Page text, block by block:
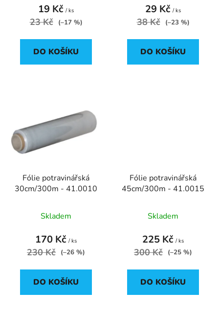
19 Kč / ks
23 Kč (–17 %)
DO KOŠÍKU
29 Kč / ks
38 Kč (–23 %)
DO KOŠÍKU
Fólie potravinářská
30cm/300m - 41.0010
Skladem
170 Kč / ks
230 Kč (–26 %)
DO KOŠÍKU
Fólie potravinářská
45cm/300m - 41.0015
Skladem
225 Kč / ks
300 Kč (–25 %)
DO KOŠÍKU